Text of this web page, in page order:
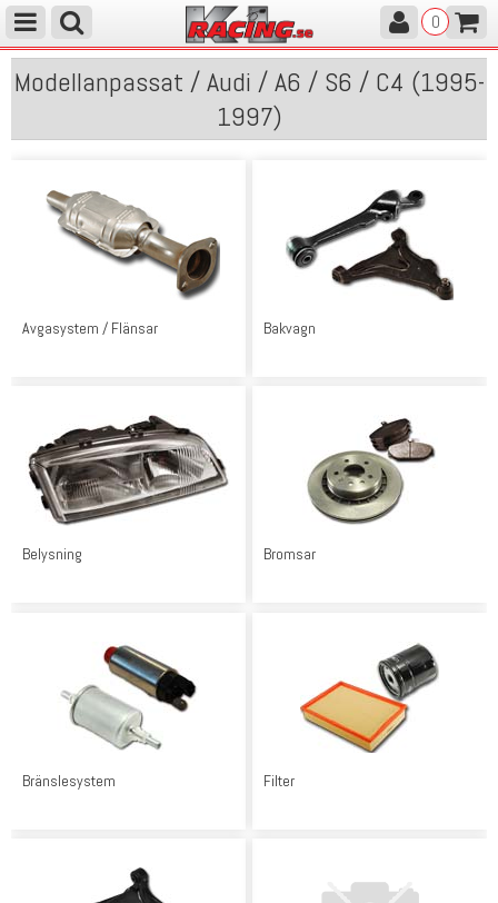
0
Modellanpassat / Audi / A6 / S6 / C4 (1995-
1997)
Avgasystem / Flänsar Bakvagn
Belysning Bromsar
Bränslesystem Filter